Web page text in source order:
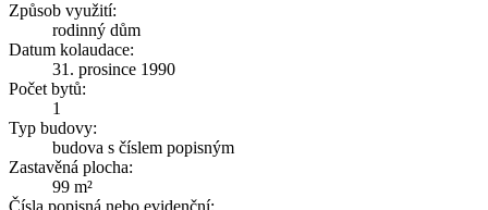
Způsob využití:
rodinný dům
Datum kolaudace:
31. prosince 1990
Počet bytů:
1
Typ budovy:
budova s číslem popisným
Zastavěná plocha:
99 m²